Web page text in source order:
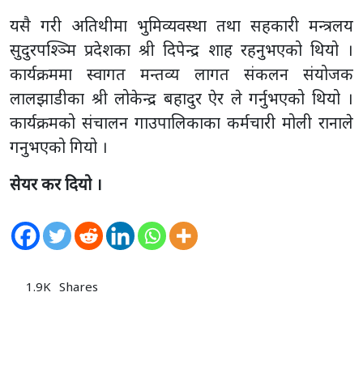
यसै गरी अतिथीमा भुमिव्यवस्था तथा सहकारी मन्त्रलय
सुदुरपश्ञ्मि प्रदेशका श्री दिपेन्द्र शाह रहनुभएको थियो ।
कार्यक्रममा स्वागत मन्तव्य लागत संकलन संयोजक
लालझाडीका श्री लोकेन्द्र बहादुर ऐर ले गर्नुभएको थियो ।
कार्यक्रमको संचालन गाउपालिकाका कर्मचारी मोली रानाले
गनुभएको गियो ।
सेयर कर दियो ।
1.9K Shares